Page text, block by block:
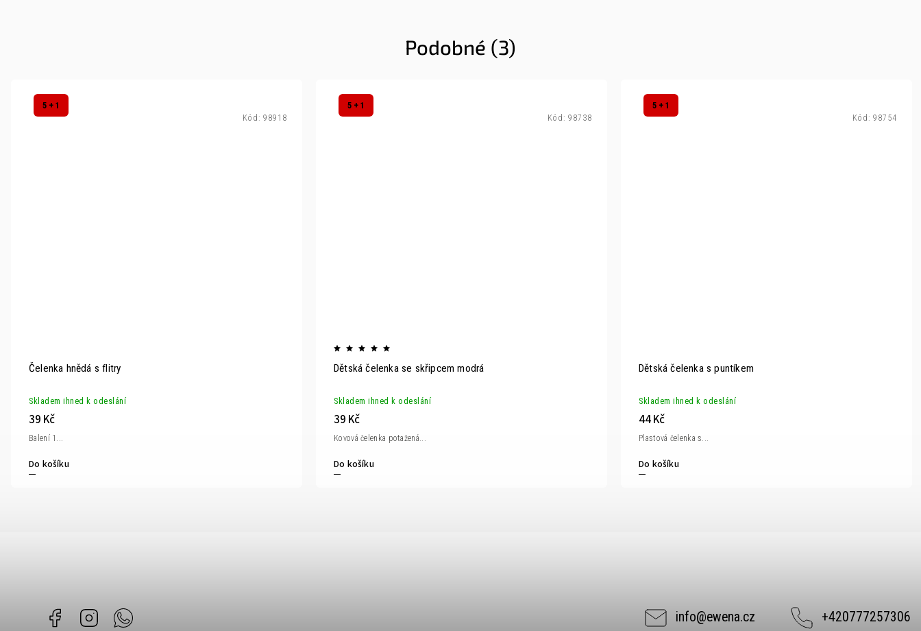
Podobné (3)
5 + 1
Čelenka hnědá s flitry
Skladem ihned k odeslání
39 Kč
Do košíku
Balení 1...
Kód: 98918
5 + 1
Dětská čelenka se skřipcem modrá
Skladem ihned k odeslání
39 Kč
Do košíku
Kovová čelenka potažená...
Kód: 98738
5 + 1
Dětská čelenka s puntíkem
Skladem ihned k odeslání
44 Kč
Do košíku
Plastová čelenka s...
Kód: 98754
Facebook Instagram info@ewena.cz +420777257306